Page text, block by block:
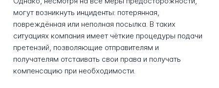
могут возникнуть инциденты: потерянная,
повреждённая или неполная посылка. В таких
ситуациях компания имеет чёткие процедуры подачи
претензий, позволяющие отправителям и
получателям отстаивать свои права и получать
компенсацию при необходимости.